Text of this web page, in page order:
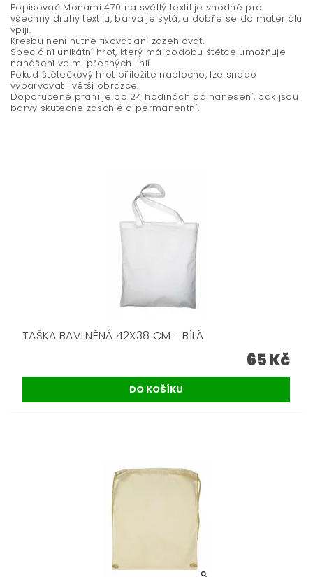
Popisovač Monami 470 na světlý textil je vhodné pro
všechny druhy textilu, barva je sytá, a dobře se do materiálu
vpíjí.
Kresbu není nutné fixovat ani zažehlovat.
Speciální unikátní hrot, který má podobu štětce umožňuje
nanášení velmi přesných linií.
Pokud štětečkový hrot přiložíte naplocho, lze snado
vybarvovat i větší obrazce.
Doporučené praní je po 24 hodinách od nanesení, pak jsou
barvy skutečně zaschlé a permanentní.
TAŠKA BAVLNĚNÁ 42X38 CM - BÍLÁ
65 Kč